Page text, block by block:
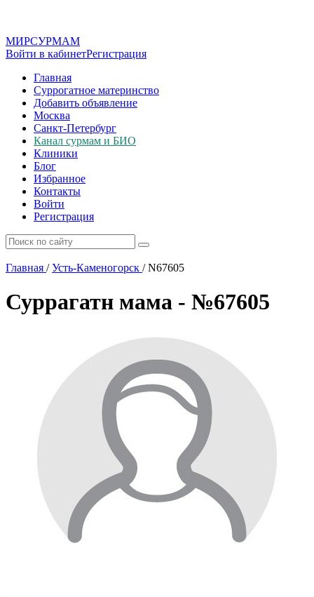
МИРСУРМАМ
Войти в кабинетРегистрация
Главная
Суррогатное материнство
Добавить объявление
Москва
Санкт-Петербург
Канал сурмам и БИО
Клиники
Блог
Избранное
Контакты
Войти
Регистрация
Главная / Усть-Каменогорск /N67605
Суррагатн мама - №67605